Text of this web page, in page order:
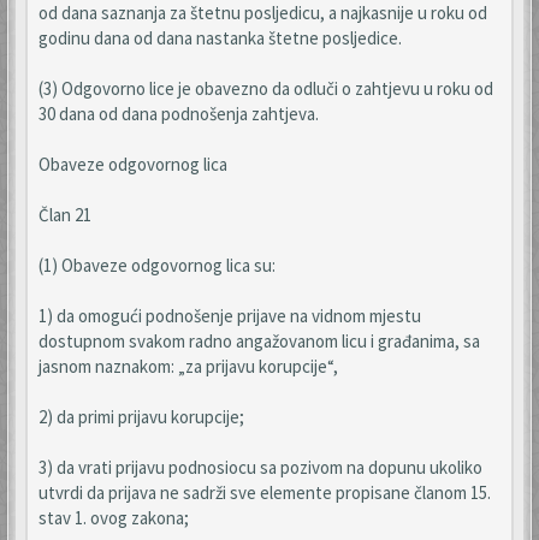
od dana saznanja za štetnu posljedicu, a najkasnije u roku od
godinu dana od dana nastanka štetne posljedice.
(3) Odgovorno lice je obavezno da odluči o zahtjevu u roku od
30 dana od dana podnošenja zahtjeva.
Obaveze odgovornog lica
Član 21
(1) Obaveze odgovornog lica su:
1) da omogući podnošenje prijave na vidnom mjestu
dostupnom svakom radno angažovanom licu i građanima, sa
jasnom naznakom: „za prijavu korupcije“,
2) da primi prijavu korupcije;
3) da vrati prijavu podnosiocu sa pozivom na dopunu ukoliko
utvrdi da prijava ne sadrži sve elemente propisane članom 15.
stav 1. ovog zakona;